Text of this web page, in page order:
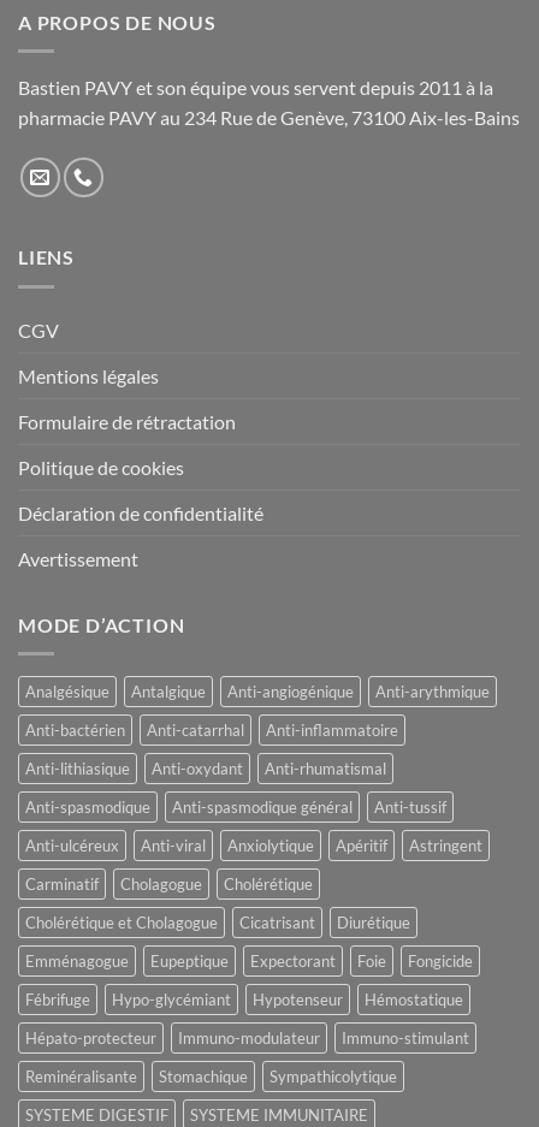
être
choisies
sur
page
du
produit
la
A PROPOS DE NOUS
Bastien PAVY et son équipe vous servent depuis 2011 à la
pharmacie PAVY au 234 Rue de Genève, 73100 Aix-les-Bains
LIENS
CGV
Mentions légales
Formulaire de rétractation
Politique de cookies
Déclaration de confidentialité
Avertissement
MODE D’ACTION
Analgésique Antalgique Anti-angiogénique
Anti-arythmique
Anti-bactérien
Anti-catarrhal
Anti-inflammatoire
Anti-lithiasique
Anti-oxydant
Anti-rhumatismal
Anti-spasmodique
Anti-spasmodique général
Anti-tussif
Anti-ulcéreux
Anti-viral Anxiolytique Apéritif
Astringent
Carminatif
Cholagogue
Cholérétique
Cholérétique et Cholagogue
Cicatrisant
Diurétique
Emménagogue
Eupeptique Expectorant Foie
Fongicide
Fébrifuge
Hypo-glycémiant Hypotenseur
Hémostatique
Hépato-protecteur
Immuno-modulateur
Immuno-stimulant
Reminéralisante
Stomachique
Sympathicolytique
SYSTEME DIGESTIF
SYSTEME IMMUNITAIRE